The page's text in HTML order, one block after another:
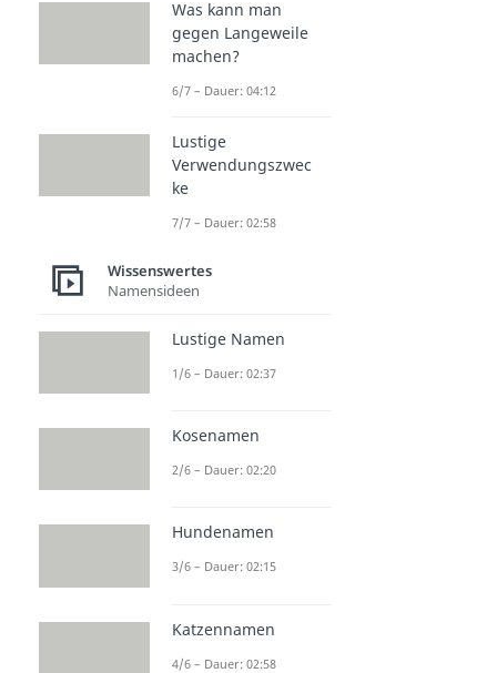
Was kann man
gegen Langeweile
machen?
6/7 – Dauer: 04:12
Lustige
Verwendungszwec
ke
7/7 – Dauer: 02:58
Wissenswertes
Namensideen
Lustige Namen
1/6 – Dauer: 02:37
Kosenamen
2/6 – Dauer: 02:20
Hundenamen
3/6 – Dauer: 02:15
Katzennamen
4/6 – Dauer: 02:58